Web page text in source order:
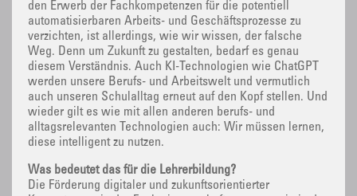
den Erwerb der Fachkompetenzen für die potentiell
automatisierbaren Arbeits- und Geschäftsprozesse zu
verzichten, ist allerdings, wie wir wissen, der falsche
Weg. Denn um Zukunft zu gestalten, bedarf es genau
diesem Verständnis. Auch KI-Technologien wie ChatGPT
werden unsere Berufs- und Arbeitswelt und vermutlich
auch unseren Schulalltag erneut auf den Kopf stellen. Und
wieder gilt es wie mit allen anderen berufs- und
alltagsrelevanten Technologien auch: Wir müssen lernen,
diese intelligent zu nutzen.
Was bedeutet das für die Lehrerbildung?
Die Förderung digitaler und zukunftsorientierter